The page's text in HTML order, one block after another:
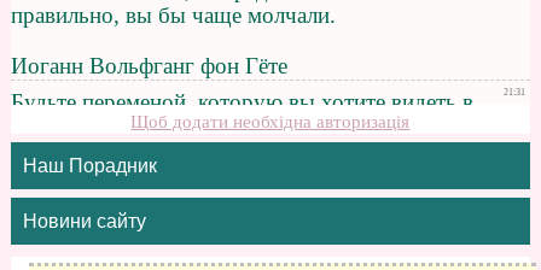
Щоб додати необхідна авторизація
Наш Порадник
Новини сайту